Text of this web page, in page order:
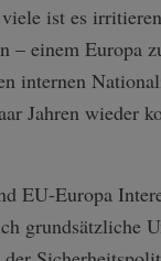
ist es
– einem Europa
internen
Jahren
EU-Europa
grundsätzliche